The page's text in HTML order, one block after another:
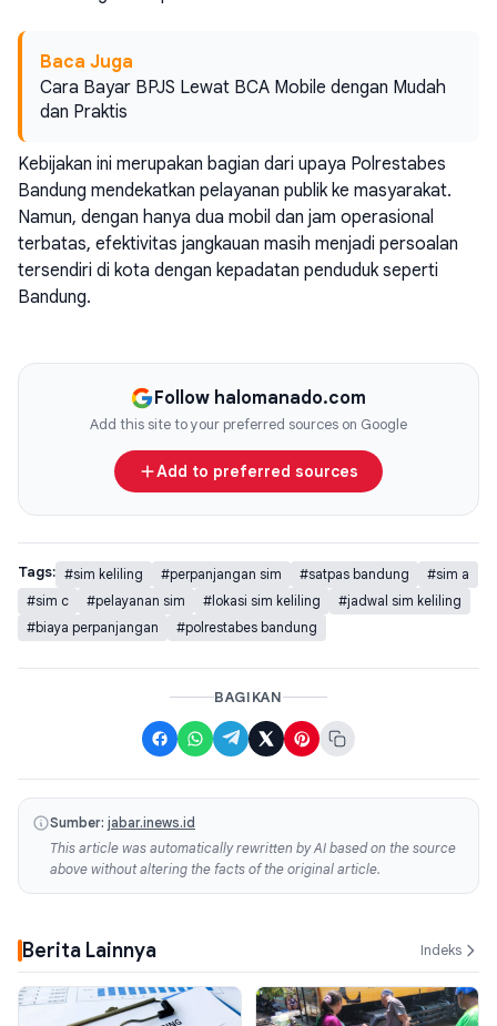
Baca Juga
Cara Bayar BPJS Lewat BCA Mobile dengan Mudah
dan Praktis
Kebijakan ini merupakan bagian dari upaya Polrestabes
Bandung mendekatkan pelayanan publik ke masyarakat.
Namun, dengan hanya dua mobil dan jam operasional
terbatas, efektivitas jangkauan masih menjadi persoalan
tersendiri di kota dengan kepadatan penduduk seperti
Bandung.
Follow halomanado.com
Add this site to your preferred sources on Google
Add to preferred sources
Tags: #sim keliling #perpanjangan sim #satpas bandung
#sim a
#sim c
#pelayanan sim #lokasi sim keliling
#jadwal sim keliling
#biaya perpanjangan
#polrestabes bandung
BAGIKAN
Sumber: jabar.inews.id
This article was automatically rewritten by AI based on the source
above without altering the facts of the original article.
Berita Lainnya Indeks